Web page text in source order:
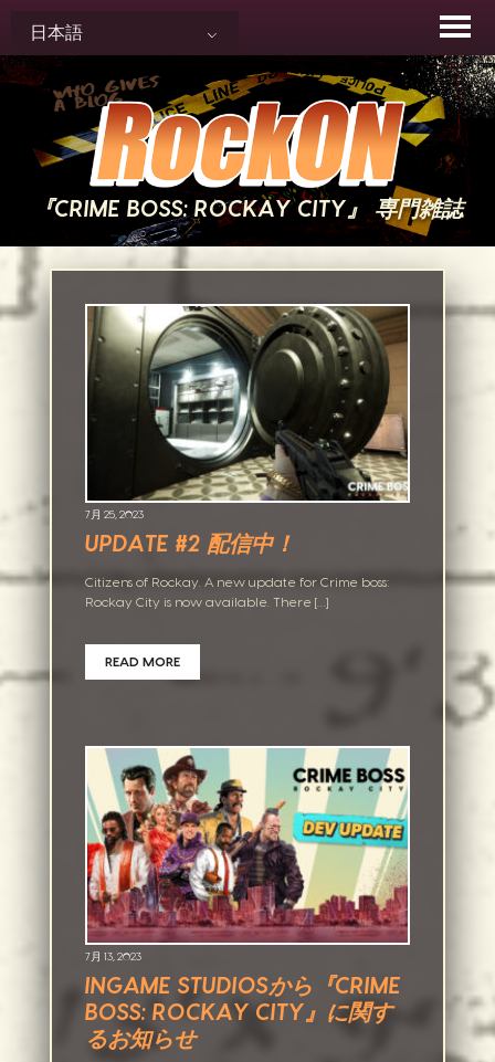
content
日本語
『CRIME BOSS: ROCKAY CITY』 専門雑誌
7月 25, 2023
UPDATE #2 配信中！
Citizens of Rockay. A new update for Crime boss:
Rockay City is now available. There […]
READ MORE
7月 13, 2023
INGAME STUDIOSから『CRIME
BOSS: ROCKAY CITY』に関す
るお知らせ